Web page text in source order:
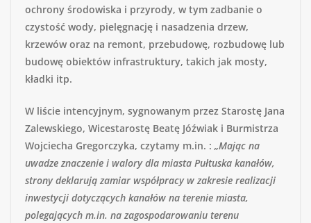
ochrony środowiska i przyrody, w tym zadbanie o
czystość wody, pielęgnację i nasadzenia drzew,
krzewów oraz na remont, przebudowę, rozbudowę lub
budowę obiektów infrastruktury, takich jak mosty,
kładki itp.
W liście intencyjnym, sygnowanym przez Starostę Jana
Zalewskiego, Wicestarostę Beatę Jóźwiak i Burmistrza
Wojciecha Gregorczyka, czytamy m.in. : „Mając na
uwadze znaczenie i walory dla miasta Pułtuska kanałów,
strony deklarują zamiar współpracy w zakresie realizacji
inwestycji dotyczących kanałów na terenie miasta,
polegających m.in. na zagospodarowaniu terenu